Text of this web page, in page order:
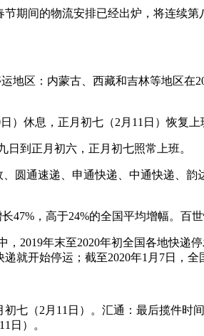
期间的物流安排已经出炉，将连续
地区：内蒙古、西藏和吉林等地区
）休息，正月初七（2月11日）恢复上
日到正月初六，正月初七照常上班。
圆通速递、申通快递、中通快递、
47%，高于24%的全国平均增幅。百
2019年末至2020年初全国各地快
就开始停运；截至2020年1月7日，全
七（2月11日）。汇通：最后揽件
日）。